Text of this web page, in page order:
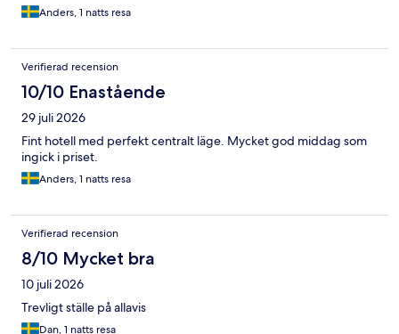
Anders, 1 natts resa
Verifierad recension
10/10 Enastående
29 juli 2026
Fint hotell med perfekt centralt läge. Mycket god middag som
ingick i priset.
Anders, 1 natts resa
Verifierad recension
8/10 Mycket bra
10 juli 2026
Trevligt ställe på allavis
Dan, 1 natts resa